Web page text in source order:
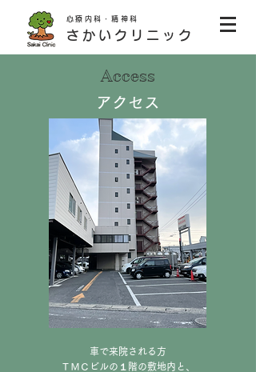
心療内科・精神科
さかいクリニック
Access
アクセス
車で来院される方
ＴＭＣビルの１階の敷地内と、